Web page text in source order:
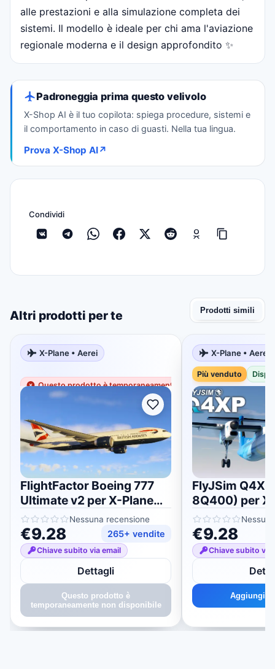
alle prestazioni e alla simulazione completa dei
sistemi. Il modello è ideale per chi ama l'aviazione
regionale moderna e il design approfondito ✨
Padroneggia prima questo velivolo
X-Shop AI è il tuo copilota: spiega procedure, sistemi e
il comportamento in caso di guasti. Nella tua lingua.
Prova X-Shop AI↗
Condividi
Altri prodotti per te Prodotti simili
X-Plane • Aerei
Più venduto
Questo prodotto è temporaneamente non disponibile
FlightFactor Boeing 777
Ultimate v2 per X-Plane
11/12
Nessuna recensione
€9.28 265+ vendite
Chiave subito via email
Dettagli
Questo prodotto è
temporaneamente non disponibile
X-Plane • Aerei
Più venduto
FlyJSim
8Q400) per
€9.28
Chiave subito via
Aggiungi